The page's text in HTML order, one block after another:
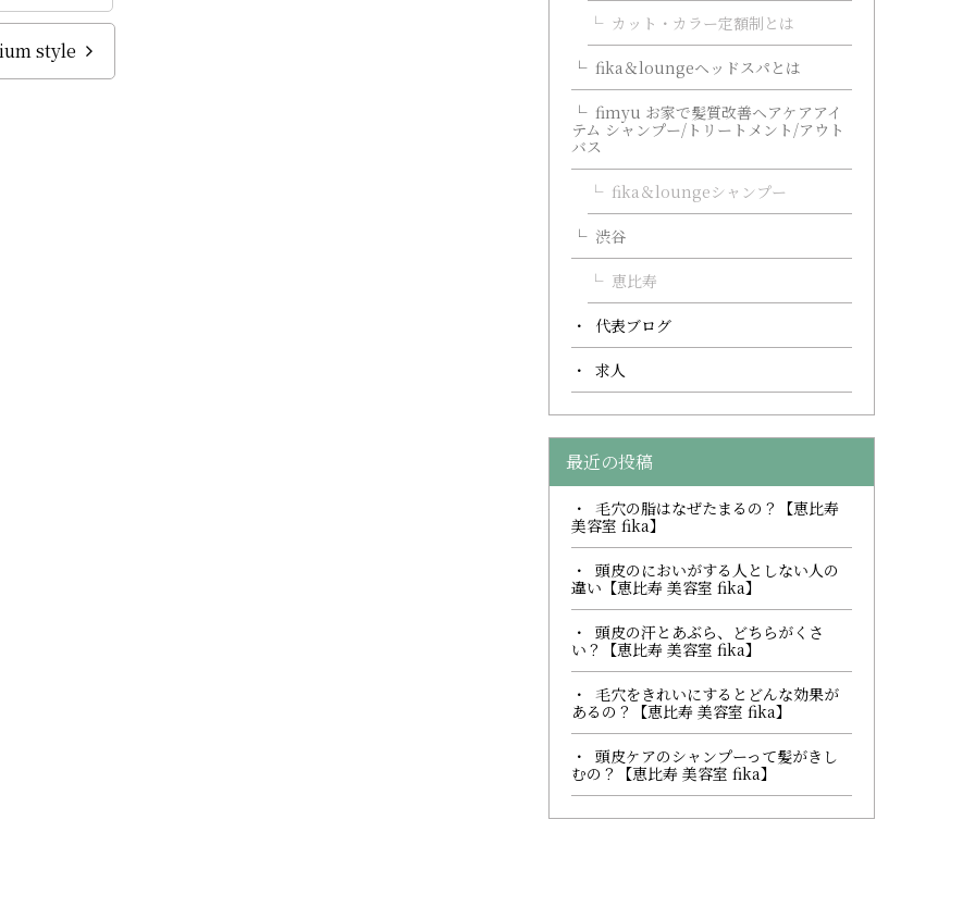
style
カット・カラー定額制とは
fika＆loungeヘッドスパとは
fimyu お家で髪質改善ヘアケアアイ
テム シャンプー/トリートメント/アウト
バス
fika＆loungeシャンプー
渋谷
恵比寿
代表ブログ
求人
最近の投稿
毛穴の脂はなぜたまるの？【恵比寿
美容室 fika】
頭皮のにおいがする人としない人の
違い【恵比寿 美容室 fika】
頭皮の汗とあぶら、どちらがくさ
い？【恵比寿 美容室 fika】
毛穴をきれいにするとどんな効果が
あるの？【恵比寿 美容室 fika】
頭皮ケアのシャンプーって髪がきし
むの？【恵比寿 美容室 fika】